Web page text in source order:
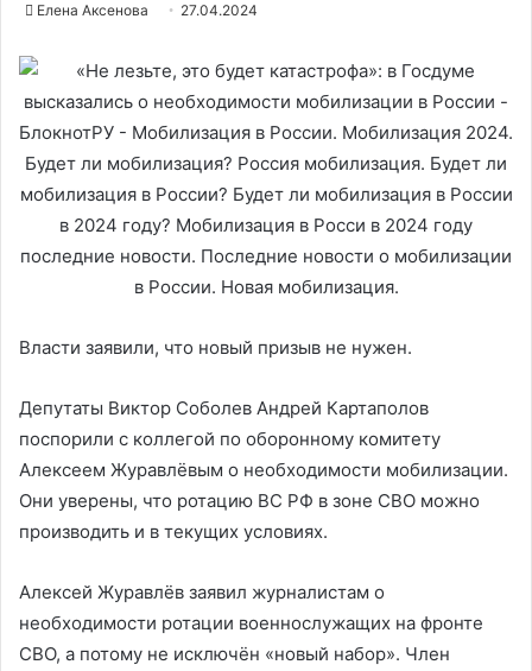
Елена Аксенова 27.04.2024
Власти заявили, что новый призыв не нужен.
Депутаты Виктор Соболев Андрей Картаполов
поспорили с коллегой по оборонному комитету
Алексеем Журавлёвым о необходимости мобилизации.
Они уверены, что ротацию ВС РФ в зоне СВО можно
производить и в текущих условиях.
Алексей Журавлёв заявил журналистам о
необходимости ротации военнослужащих на фронте
СВО, а потому не исключён «новый набор». Член